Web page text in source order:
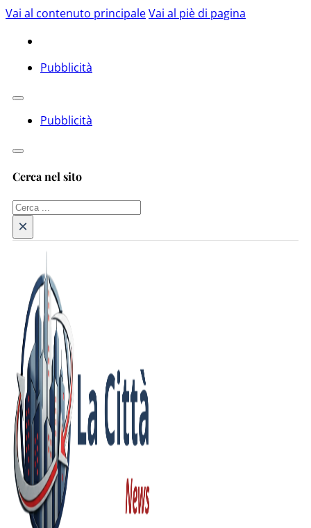
Vai al contenuto principaleVai al piè di pagina
Pubblicità
Pubblicità
Cerca nel sito
Cerca
×